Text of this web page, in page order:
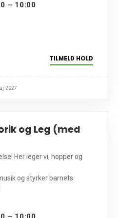
– 10:00
TILMELD HOLD
2027
og Leg (med
Her leger vi, hopper og
og styrker barnets